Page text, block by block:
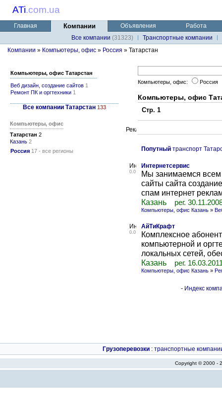
ATi.com.ua
Главная Компании Объявления
Работа
Все компании (31323)
Транспортные компании
Компании » Компьютеры, офис » Россия » Татарстан
Компьютеры, офис Татарстан
Веб дизайн, создание сайтов 1
Ремонт ПК и оргтехники 1
Все компании Татарстан 133
Компьютеры, офис
Татарстан 2
Казань 2
Россия 17 - все регионы
Компьютеры, офис: Россия
Компьютеры, офис
Стр. 1
Попутный транспорт
0.0
Интернетсервис
Мы занимаемся всем
сайты сайта
спам интернет
Казань
рег.
Компьютеры, офис Казань »
0.0
АйТиКрафт
Комплексное
компьютерной и
локальных сетей,
Казань
рег.
Компьютеры, офис Казань »
- Индекс
Грузоперевозки : транспортные
Copyright © 2000 -